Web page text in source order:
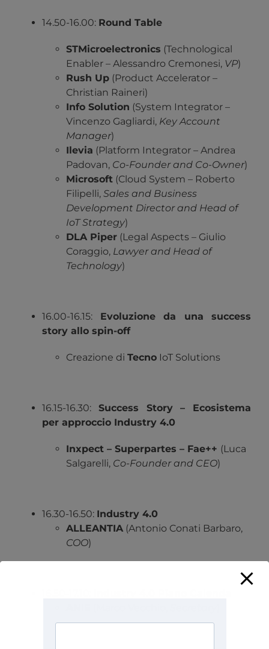
14.50-16.00: Round Table
STMicroelectronics (Technological
Enabler – Alessandro Cremonesi, VP)
Rush Up (Product Accelerator –
Christian Raineri)
Info Solution (System Integrator –
Vincenzo Gagliardi, Key Account
Manager)
Ilevia (Platform Integrator – Andrea
Padovan, Co-Founder and Co-Owner)
Microsoft (Cloud System – Roberto
Filipelli, Sales and Business
Development Director and Head of
IoT Strategy)
DLA Piper (Legal Aspects – Giulio
Coraggio, Lawyer and Head of
Technology)
16.00-16.15: Evoluzione da una success
story allo spin-off
Creazione di Tecno IoT Solutions
16.15-16.30: Success Story – Ecosistema
per approccio Industry 4.0
Inxpect – Superpartes – Fae++ (Luca
Salgarelli, Co-Founder and CEO)
16.30-16.50: Industry 4.0
ALLEANTIA (Antonio Conati Barbaro,
COO)